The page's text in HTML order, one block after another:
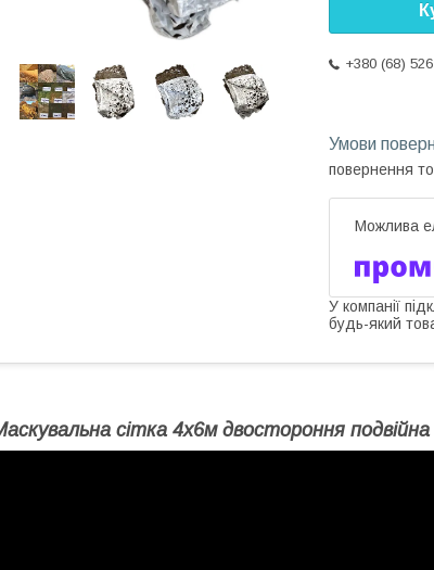
+380 (68)
повернення
У компанії
будь-який
сітка 4х6м двостороння